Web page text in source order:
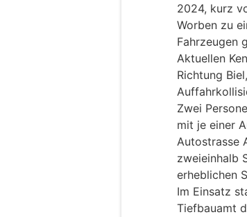
2024, kurz
Worben zu
Fahrzeugen
Aktuellen
Richtung
Zwei
mit je einer
Autostrasse
zweieinhalb
erheblichen
Im Einsatz
Tiefbauamt